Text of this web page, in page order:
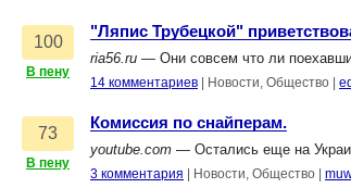
100
В пену
"Ляпис Трубецкой"
ria56.ru — Они совсем что ли
14 комментариев Новости, Общество
73
В пену
Комиссия по снайперам.
youtube.com — Остались еще на
3 комментария Новости, Общество